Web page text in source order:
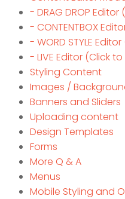
- DRAG DROP
- CONTENTBOX
- WORD STYLE
- LIVE Editor (Click
Styling Content
Images /
Banners and Sliders
Uploading content
Design Templates
Forms
More Q & A
Menus
Mobile Styling and